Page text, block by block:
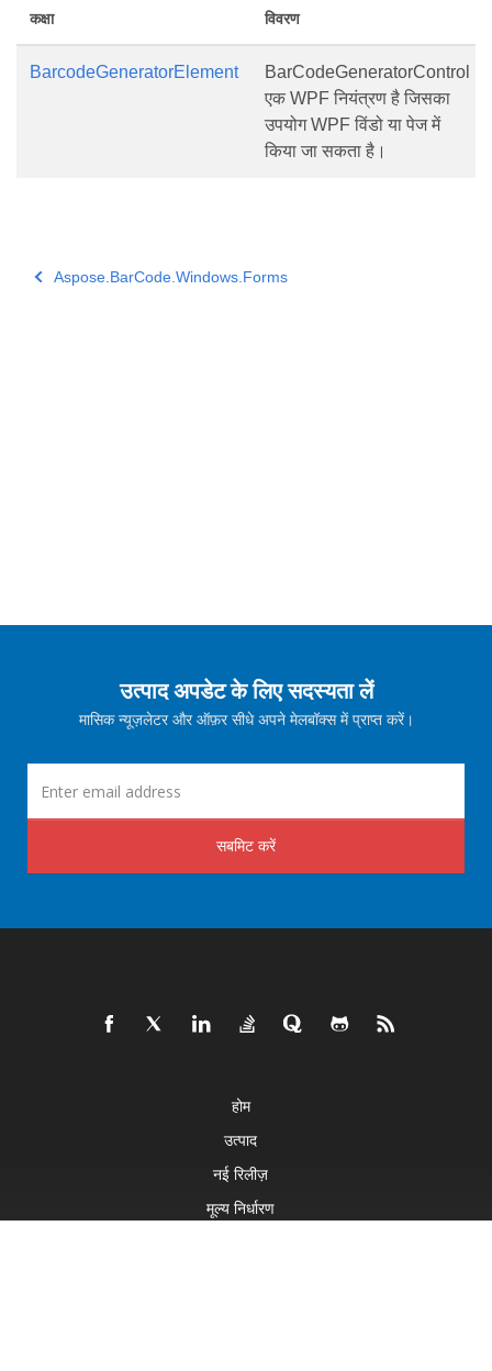
कक्षा विवरण
BarcodeGeneratorElement
BarCodeGeneratorControl
एक WPF नियंत्रण है जिसका
उपयोग WPF विंडो या पेज में
किया जा सकता है।
Aspose.BarCode.Windows.Forms
उत्पाद अपडेट के लिए सदस्यता लें
मासिक न्यूज़लेटर और ऑफ़र सीधे अपने मेलबॉक्स में प्राप्त करें।
सबमिट करें
होम
उत्पाद
नई रिलीज़
मूल्य निर्धारण